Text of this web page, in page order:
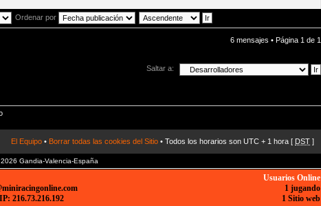
Ordenar por
6 mensajes • Página 1 de 1
Saltar a:
El Equipo • Borrar todas las cookies del Sitio • Todos los horarios son UTC + 1 hora [ DST ]
Gandia-Valencia-España
Usuarios Online
1 jugando
1 Sitio web
216.73.216.192